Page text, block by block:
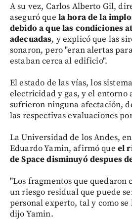
A su vez, Carlos Alberto Gil,
aseguró que la hora de la
debido a que las condiciones
adecuadas, y explicó que las
sonaron, pero "eran alertas
estaban cerca al edificio".
El estado de las vías, los
electricidad y gas, y el entorno
sufrieron ninguna afectación,
las respectivas evaluaciones
La Universidad de los Andes,
Eduardo Yamin, afirmó que el
de Space disminuyó despues
"Los fragmentos que quedaron
un riesgo residual que puede
personal experto, tal y como
dijo Yamin.